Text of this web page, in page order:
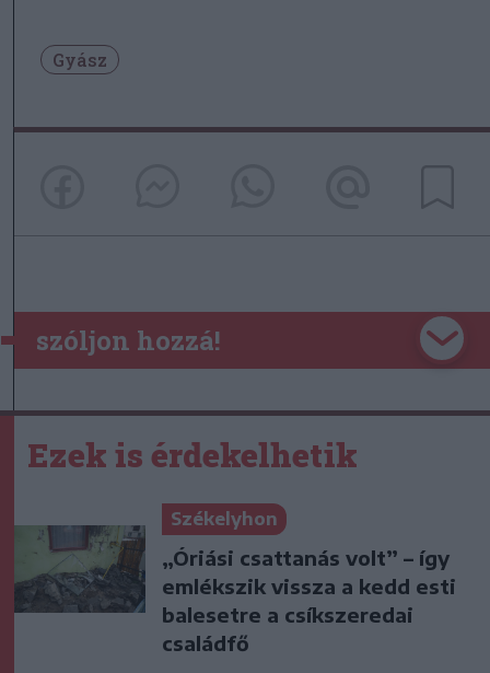
Gyász
szóljon hozzá!
Ezek is érdekelhetik
Székelyhon
„Óriási csattanás volt” – így
emlékszik vissza a kedd esti
balesetre a csíkszeredai
családfő